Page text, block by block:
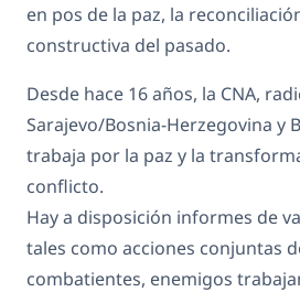
en pos de la paz, la
constructiva del pasado.
Desde hace 16 años, la CNA,
Sarajevo/Bosnia-Herzegovina y
trabaja por la paz y la
conflicto.
Hay a disposición informes de
tales como acciones conjuntas
combatientes, enemigos